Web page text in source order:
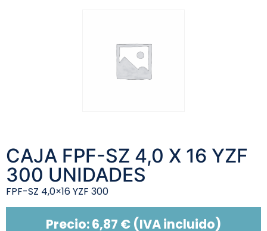
CAJA FPF-SZ 4,0 X 16 YZF
300 UNIDADES
FPF-SZ 4,0×16 YZF 300
Precio:6,87 € (IVA incluido)